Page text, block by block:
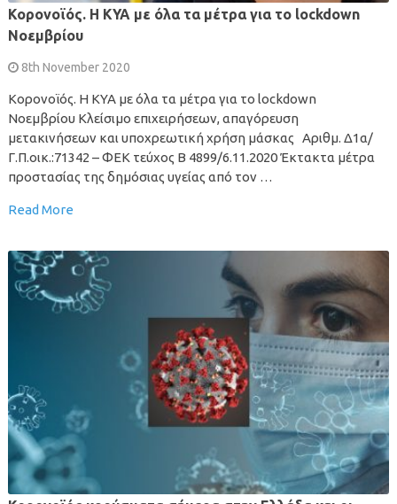
Κορονοϊός. Η ΚΥΑ με όλα τα μέτρα για το lockdown
Νοεμβρίου
8th November 2020
Κορονοϊός. Η ΚΥΑ με όλα τα μέτρα για το lockdown
Νοεμβρίου Κλείσιμο επιχειρήσεων, απαγόρευση
μετακινήσεων και υποχρεωτική χρήση μάσκας Αριθμ. Δ1α/
Γ.Π.οικ.:71342 – ΦΕΚ τεύχος Β 4899/6.11.2020 Έκτακτα μέτρα
προστασίας της δημόσιας υγείας από τον …
Read More